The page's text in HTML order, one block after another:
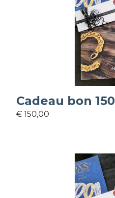
Cadeau bon 150
€ 150,00